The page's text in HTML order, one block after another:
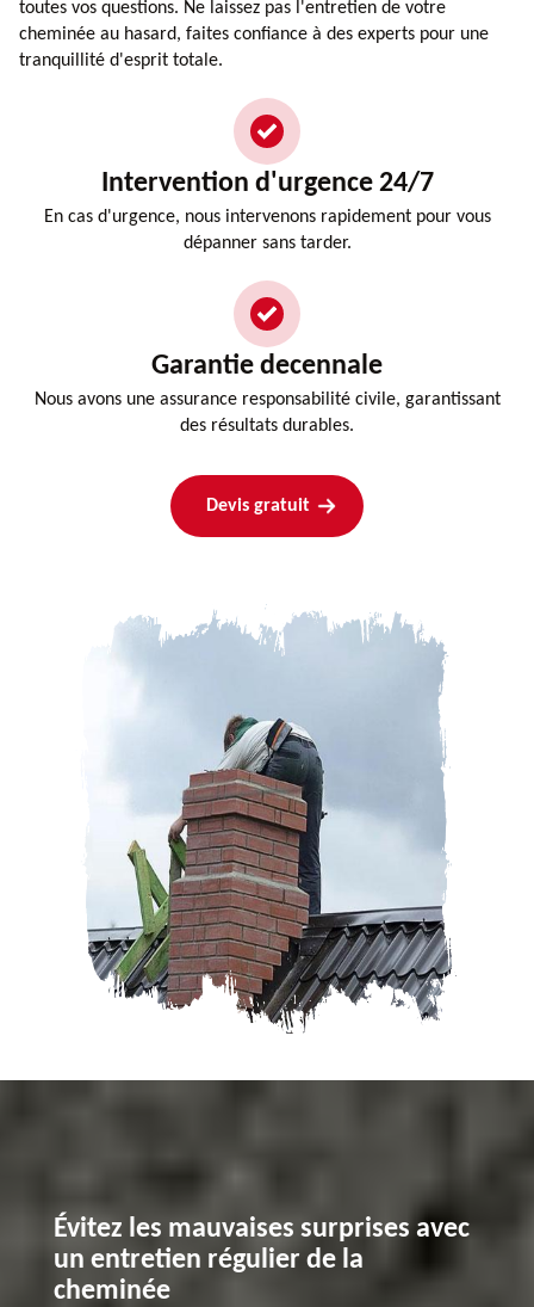
toutes vos questions. Ne laissez pas l'entretien de votre
cheminée au hasard, faites confiance à des experts pour une
tranquillité d'esprit totale.
Intervention d'urgence 24/7
En cas d'urgence, nous intervenons rapidement pour vous
dépanner sans tarder.
Garantie decennale
Nous avons une assurance responsabilité civile, garantissant
des résultats durables.
Devis gratuit
Évitez les mauvaises surprises avec
un entretien régulier de la
cheminée